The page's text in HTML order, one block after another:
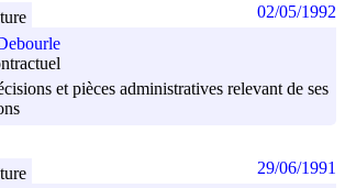
et pièces administratives relevant de ses
02/05/1992
29/06/1991